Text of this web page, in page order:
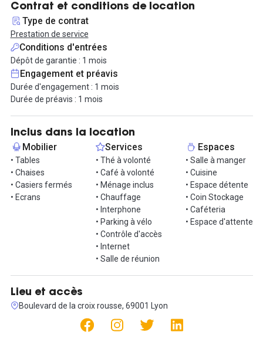
Au sein de cet espace, 15 postes de travail sont disponibles : le
mobilier est haut de gamme, confortable et design. Il y a
également la possibilité de choisir son bureau sur place qui
restera le vôtre, durant toute la durée de votre location.
Les prestations proposées sont nombreuses et diversifiées !
Les locaux sont accessibles 24h/24h et 7j/7 via votre smartphone
et/ou un code d'accès personnel. Vous aurez accès au réseau
internet haut débit, grâce à la fibre. Les postes de travail sont
individuels et attitrés, avec une prise secteur et USB (afin de
charger votre smartphone), un casier privatif à code est
également inclus.
Avec la location du poste de travail, vous aurez accès à la salle de
réunion équipée d'un écran et d'une caméra, afin de réaliser vos
rendez-vous dans les meilleures conditions. Une cuisine équipée
(four-micro-onde/frigo/lave-vaisselle/machine à café) est mise
à disposition, ainsi que des coins détente si vous souhaitez
prendre une pause. Le café à capsules est offert par le coworking
À noter que si besoin, il est possible de tester un poste de travail
sur une journée, sans engagement.
En terme d'accès, vous avez le parking LPA du Gros Caillou à deux
Le métro Croix Rousse à 2 minutes à pied et possibilité de garer
Contrat et conditions de location
Type de contrat
Prestation de service
Conditions d'entrées
Dépôt de garantie : 1 mois
Engagement et préavis
Durée d'engagement : 1 mois
Durée de préavis : 1 mois
Inclus dans la location
Mobilier
• Tables
• Chaises
• Casiers fermés
• Ecrans
Services
• Thé à volonté
• Café à volonté
• Ménage inclus
• Chauffage
• Interphone
• Parking à vélo
• Contrôle d'accès
• Internet
• Salle de réunion
Espaces
• Salle à manger
• Cuisine
• Espace détente
• Coin Stockage
• Caféteria
• Espace d'attente
Lieu et accès
Boulevard de la croix rousse, 69001 Lyon